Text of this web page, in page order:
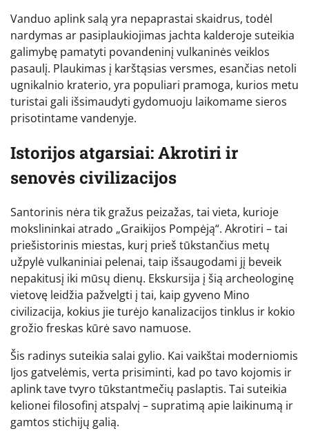
Vanduo aplink salą yra nepaprastai skaidrus, todėl
nardymas ar pasiplaukiojimas jachta kalderoje suteikia
galimybę pamatyti povandeninį vulkaninės veiklos
pasaulį. Plaukimas į karštąsias versmes, esančias netoli
ugnikalnio kraterio, yra populiari pramoga, kurios metu
turistai gali išsimaudyti gydomuoju laikomame sieros
prisotintame vandenyje.
Istorijos atgarsiai: Akrotiri ir
senovės civilizacijos
Santorinis nėra tik gražus peizažas, tai vieta, kurioje
mokslininkai atrado „Graikijos Pompėją“. Akrotiri – tai
priešistorinis miestas, kurį prieš tūkstančius metų
užpylė vulkaniniai pelenai, taip išsaugodami jį beveik
nepakitusį iki mūsų dienų. Ekskursija į šią archeologinę
vietovę leidžia pažvelgti į tai, kaip gyveno Mino
civilizacija, kokius jie turėjo kanalizacijos tinklus ir kokio
grožio freskas kūrė savo namuose.
Šis radinys suteikia salai gylio. Kai vaikštai moderniomis
Ijos gatvelėmis, verta prisiminti, kad po tavo kojomis ir
aplink tave tvyro tūkstantmečių paslaptis. Tai suteikia
kelionei filosofinį atspalvį – supratimą apie laikinumą ir
gamtos stichijų galią.